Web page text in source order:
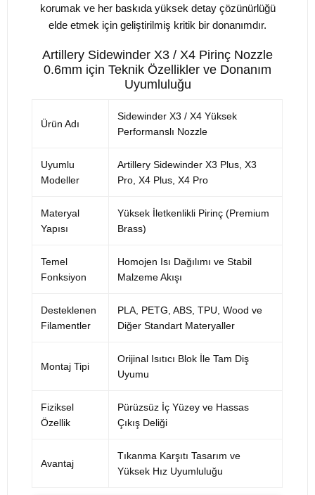
korumak ve her baskıda yüksek detay çözünürlüğü
elde etmek için geliştirilmiş kritik bir donanımdır.
Artillery Sidewinder X3 / X4 Pirinç Nozzle
0.6mm için Teknik Özellikler ve Donanım
Uyumluluğu
Ürün Adı
Sidewinder X3 / X4 Yüksek
Performanslı Nozzle
Uyumlu
Modeller
Artillery Sidewinder X3 Plus, X3
Pro, X4 Plus, X4 Pro
Materyal
Yapısı
Yüksek İletkenlikli Pirinç (Premium
Brass)
Temel
Fonksiyon
Homojen Isı Dağılımı ve Stabil
Malzeme Akışı
Desteklenen
Filamentler
PLA, PETG, ABS, TPU, Wood ve
Diğer Standart Materyaller
Montaj Tipi
Orijinal Isıtıcı Blok İle Tam Diş
Uyumu
Fiziksel
Özellik
Pürüzsüz İç Yüzey ve Hassas
Çıkış Deliği
Avantaj
Tıkanma Karşıtı Tasarım ve
Yüksek Hız Uyumluluğu